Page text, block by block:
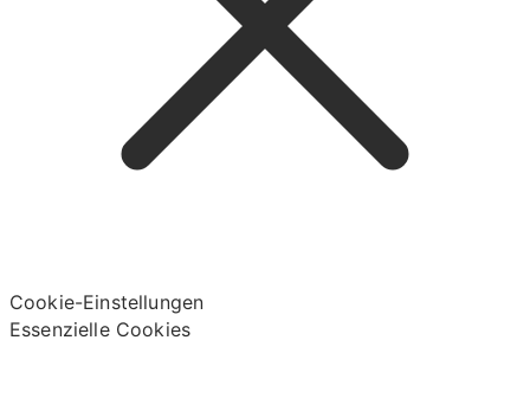
Cookie-Einstellungen
Essenzielle Cookies